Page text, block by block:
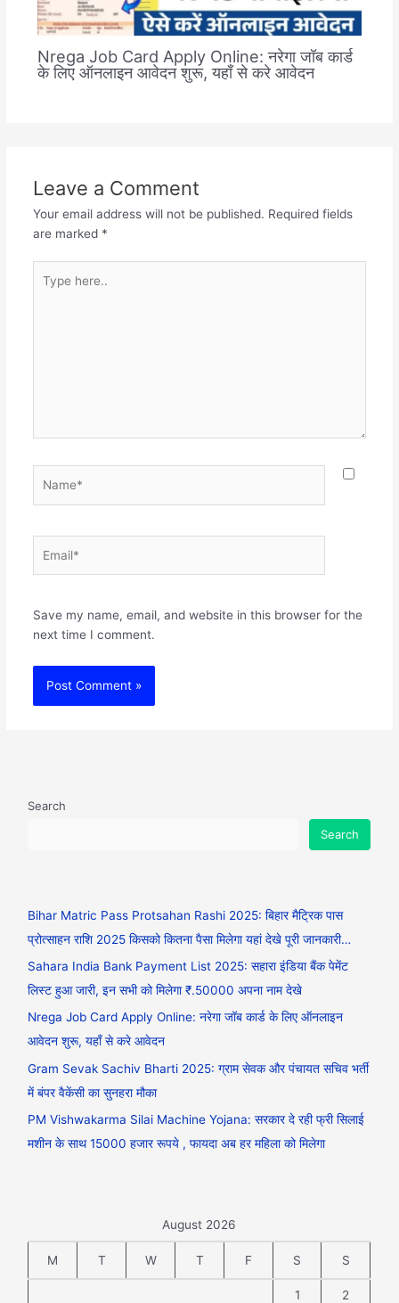
Nrega Job Card Apply Online: नरेगा जॉब कार्ड
के लिए ऑनलाइन आवेदन शुरू, यहाँ से करे आवेदन
Leave a Comment
Your email address will not be published. Required fields
are marked *
here..
Save my name, email, and website in this browser for the
next time I comment.
Search
Search
Bihar Matric Pass Protsahan Rashi 2025: बिहार मैट्रिक पास
प्रोत्साहन राशि 2025 किसको कितना पैसा मिलेगा यहां देखे पूरी जानकारी…
Sahara India Bank Payment List 2025: सहारा इंडिया बैंक पेमेंट
लिस्ट हुआ जारी, इन सभी को मिलेगा ₹.50000 अपना नाम देखे
Nrega Job Card Apply Online: नरेगा जॉब कार्ड के लिए ऑनलाइन
आवेदन शुरू, यहाँ से करे आवेदन
Gram Sevak Sachiv Bharti 2025: ग्राम सेवक और पंचायत सचिव भर्ती
में बंपर वैकेंसी का सुनहरा मौका
PM Vishwakarma Silai Machine Yojana: सरकार दे रही फ्री सिलाई
मशीन के साथ 15000 हजार रूपये , फायदा अब हर महिला को मिलेगा
August 2026
M T W T F S S
1 2